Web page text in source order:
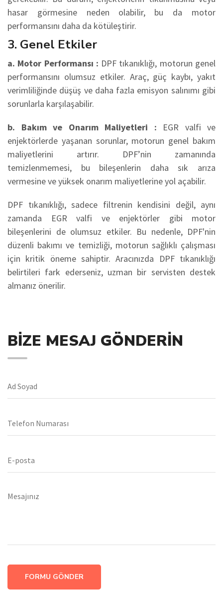
hasar görmesine neden olabilir, bu da motor
performansını daha da kötüleştirir.
3. Genel Etkiler
a. Motor Performansı : DPF tıkanıklığı, motorun genel
performansını olumsuz etkiler. Araç, güç kaybı, yakıt
verimliliğinde düşüş ve daha fazla emisyon salınımı gibi
sorunlarla karşılaşabilir.
b. Bakım ve Onarım Maliyetleri : EGR valfi ve
enjektörlerde yaşanan sorunlar, motorun genel bakım
maliyetlerini artırır. DPF’nin zamanında
temizlenmemesi, bu bileşenlerin daha sık arıza
vermesine ve yüksek onarım maliyetlerine yol açabilir.
DPF tıkanıklığı, sadece filtrenin kendisini değil, aynı
zamanda EGR valfi ve enjektörler gibi motor
bileşenlerini de olumsuz etkiler. Bu nedenle, DPF'nin
düzenli bakımı ve temizliği, motorun sağlıklı çalışması
için kritik öneme sahiptir. Aracınızda DPF tıkanıklığı
belirtileri fark ederseniz, uzman bir servisten destek
almanız önerilir.
BIZE MESAJ GÖNDERIN
FORMU GÖNDER